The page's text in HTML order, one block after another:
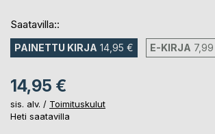
Saatavilla::
PAINETTU KIRJA 14,95 € E-KIRJA
14,95 €
sis. alv. / Toimituskulut
Heti saatavilla